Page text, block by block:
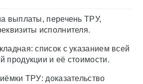
выплаты, перечень ТРУ,
исполнителя.
список с указанием всей
продукции и её стоимости.
ТРУ: доказательство